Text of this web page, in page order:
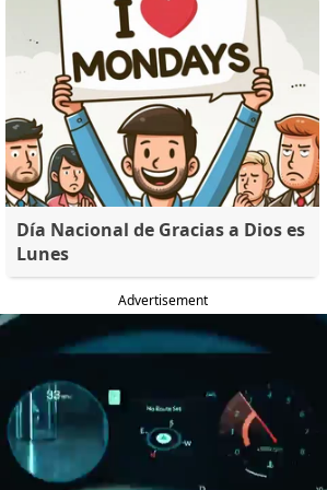
Día Nacional de Gracias a Dios es
Lunes
Advertisement